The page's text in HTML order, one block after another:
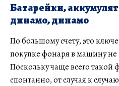
Батарейки,
динамо, динамо
По большому счету, это
покупке фонаря в машину не
Поскольку чаще всего такой
спонтанно, от случая к